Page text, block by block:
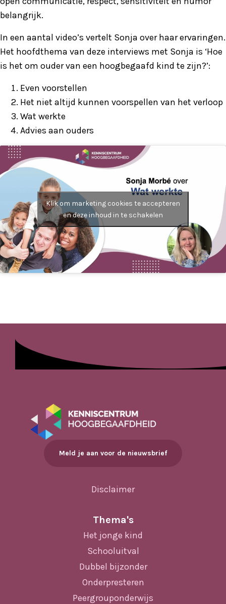
belangrijk.
In een aantal video’s vertelt Sonja over haar ervaringen.
Het hoofdthema van deze interviews met Sonja is ‘Hoe
is het om ouder van een hoogbegaafd kind te zijn?’:
Even voorstellen
Het niet altijd kunnen voorspellen van het verloop
Wat werkte
Advies aan ouders
Klik om marketing cookies te accepteren
en deze inhoud in te schakelen
Meld je aan voor de nieuwsbrief
Disclaimer
Thema's
Het jonge kind
Schooluitval
Dubbel bijzonder
Onderpresteren
Peergrouponderwijs